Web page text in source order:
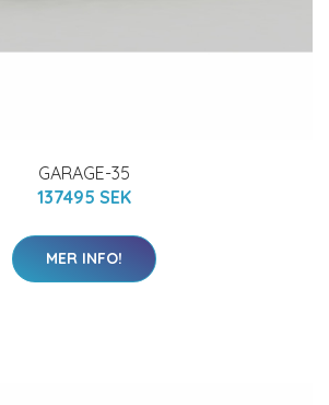
GARAGE-35
137495 SEK
MER INFO!